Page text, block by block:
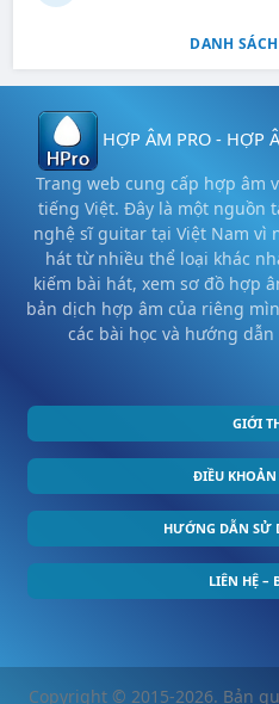
DANH
HỢP ÂM PRO - HỢP
Trang web cung cấp hợp âm
tiếng Việt. Đây là một nguồn
nghệ sĩ guitar tại Việt Nam vì
hát từ nhiều thể loại khác
kiếm bài hát, xem sơ đồ hợp
bản dịch hợp âm của riêng
các bài học và hướng
GIỚI
ĐIỀU
HƯỚNG DẪN SỬ
LIÊN HỆ –
Copyright © 2015-2026. Bản